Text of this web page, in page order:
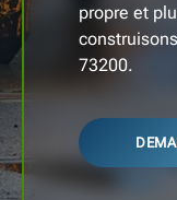
propre et
73200.